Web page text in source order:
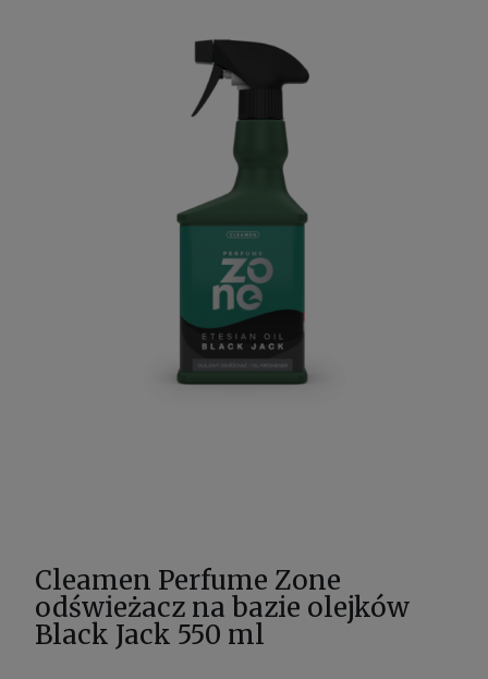
Cleamen Perfume Zone
odświeżacz na bazie olejków
Black Jack 550 ml